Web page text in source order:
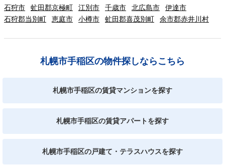
石狩市 虻田郡京極町 江別市 千歳市 北広島市
伊達市
石狩郡当別町
恵庭市 小樽市 虻田郡喜茂別町 余市郡赤井川村
札幌市手稲区の物件探しならこちら
札幌市手稲区の賃貸マンションを探す
札幌市手稲区の賃貸アパートを探す
札幌市手稲区の戸建て・テラスハウスを探す